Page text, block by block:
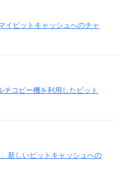
イビットキャッシュへのチャ
チコピー機を利用したビット
新しいビットキャッシュへの